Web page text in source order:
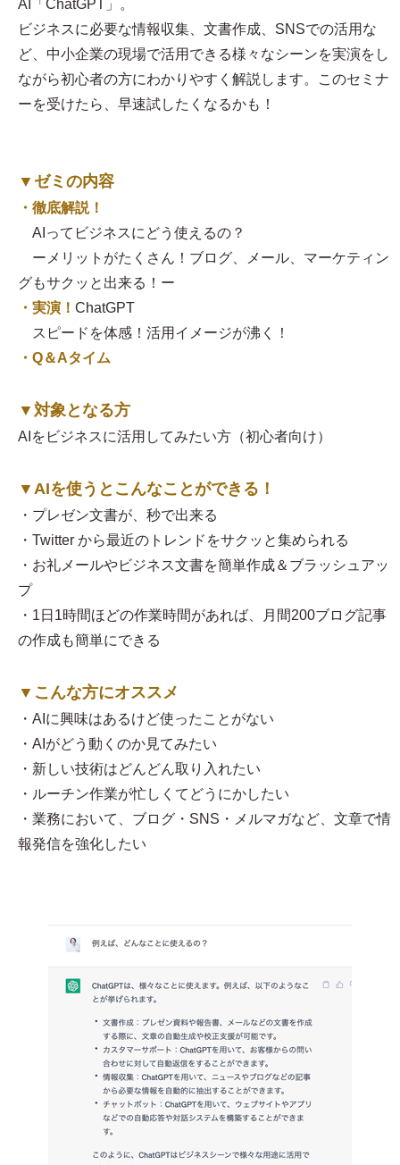
AI「ChatGPT」。
ビジネスに必要な情報収集、文書作成、SNSでの活用な
ど、中小企業の現場で活用できる様々なシーンを実演をし
ながら初心者の方にわかりやすく解説します。このセミナ
ーを受けたら、早速試したくなるかも！
▼ゼミの内容
・徹底解説！
AIってビジネスにどう使えるの？
ーメリットがたくさん！ブログ、メール、マーケティン
グもサクッと出来る！ー
・実演！ ChatGPT
スピードを体感！活用イメージが沸く！
・Q＆Aタイム
▼対象となる方
AIをビジネスに活用してみたい方（初心者向け）
▼AIを使うとこんなことができる！​
・プレゼン文書が、秒で出来る
・Twitter から最近のトレンドをサクッと集められる
・お礼メールやビジネス文書を簡単作成＆ブラッシュアッ
プ
・1日1時間ほどの作業時間があれば、月間200ブログ記事
の作成も簡単にできる
▼こんな方にオススメ
・AIに興味はあるけど使ったことがない
・AIがどう動くのか見てみたい
・新しい技術はどんどん取り入れたい
・ルーチン作業が忙しくてどうにかしたい
・業務において、ブログ・SNS・メルマガなど、文章で情
報発信を強化したい